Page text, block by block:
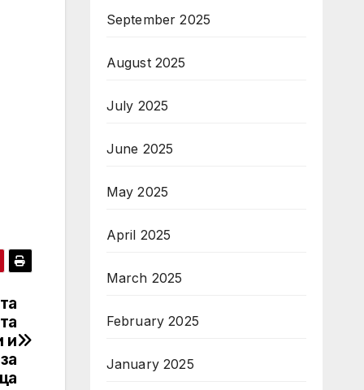
и
September 2025
August 2025
July 2025
June 2025
May 2025
April 2025
March 2025
February 2025
January 2025